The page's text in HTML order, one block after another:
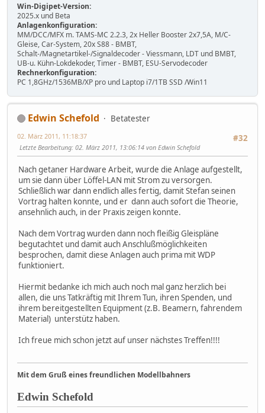
Win-Digipet-Version:
2025.x und Beta
Anlagenkonfiguration:
MM/DCC/MFX m. TAMS-MC 2.2.3, 2x Heller Booster 2x7,5A, M/C-
Gleise, Car-System, 20x S88 - BMBT,
Schalt-/Magnetartikel-/Signaldecoder - Viessmann, LDT und BMBT,
UB-u. Kühn-Lokdekoder, Timer - BMBT, ESU-Servodecoder
Rechnerkonfiguration:
PC 1,8GHz/1536MB/XP pro und Laptop i7/1TB SSD /Win11
Edwin Schefold
Betatester
#32
02. März 2011, 11:18:37
Letzte Bearbeitung: 02. März 2011, 13:06:14 von Edwin Schefold
Nach getaner Hardware Arbeit, wurde die Anlage aufgestellt,
um sie dann über Löffel-LAN mit Strom zu versorgen.
Schließlich war dann endlich alles fertig, damit Stefan seinen
Vortrag halten konnte, und er dann auch sofort die Theorie,
ansehnlich auch, in der Praxis zeigen konnte.
Nach dem Vortrag wurden dann noch fleißig Gleispläne
begutachtet und damit auch Anschlußmöglichkeiten
besprochen, damit diese Anlagen auch prima mit WDP
funktioniert.
Hiermit bedanke ich mich auch noch mal ganz herzlich bei
allen, die uns Tatkräftig mit Ihrem Tun, ihren Spenden, und
ihrem bereitgestellten Equipment (z.B. Beamern, fahrendem
Material) unterstütz haben.
Ich freue mich schon jetzt auf unser nächstes Treffen!!!!
Mit dem Gruß eines freundlichen Modellbahners
Edwin Schefold